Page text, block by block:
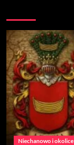
Niechanowo i okolice